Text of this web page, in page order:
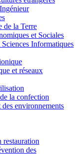
de la Terre
et Sociales
Informatiques
et réseaux
la confection
environnements
restauration
des